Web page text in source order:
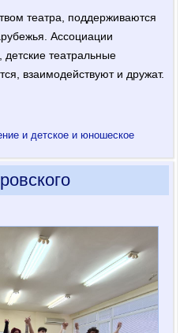
театра, поддерживаются
Ассоциации
детские театральные
взаимодействуют и дружат.
и детское и юношеское